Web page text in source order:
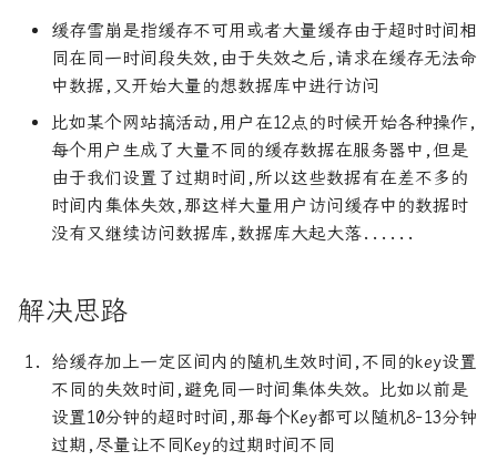
git操作练习
Kvm qemu显卡直通部署以及性
能调优
linux快速统计某目录某个后
缀的文件个数
linux防火墙常用操作
mac编译自己的emacs
Rust 内存模型
Rust 并发编程 - Memory
Ordering
Rust 源码分析之 Vec
Rust中Drop检查 与
Rust中的零成本抽象
Rust使用SIMD进行加速计算
Rust使用musl静态编译
缓存雪崩是指缓存不可用或者大量缓存由于超时时间相
同在同一时间段失效,由于失效之后,请求在缓存无法命
中数据,又开始大量的想数据库中进行访问
比如某个网站搞活动,用户在12点的时候开始各种操作,
每个用户生成了大量不同的缓存数据在服务器中,但是
由于我们设置了过期时间,所以这些数据有在差不多的
时间内集体失效,那这样大量用户访问缓存中的数据时
没有又继续访问数据库,数据库大起大落......
解决思路
给缓存加上一定区间内的随机生效时间,不同的key设置
不同的失效时间,避免同一时间集体失效。比如以前是
设置10分钟的超时时间,那每个Key都可以随机8-13分钟
过期,尽量让不同Key的过期时间不同